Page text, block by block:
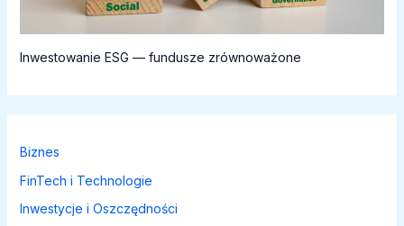
Inwestowanie ESG — fundusze zrównoważone
Biznes
FinTech i Technologie
Inwestycje i Oszczędności